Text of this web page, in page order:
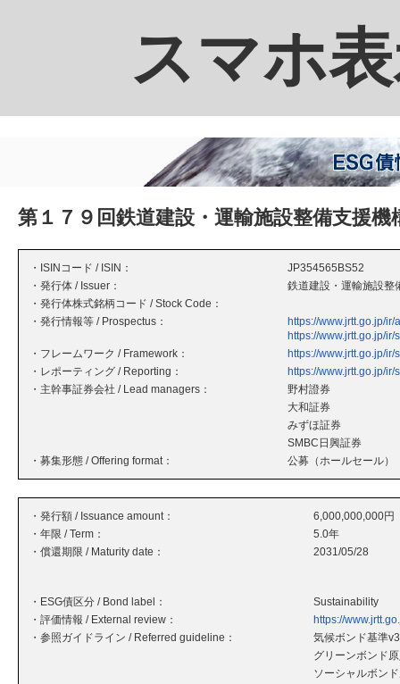
スマホ
第１７９回鉄道建設・運輸施設整備支援
・ISINコード / ISIN：
JP354565BS52
・発行体 / Issuer：
鉄道建設・運輸施設整
・発行体株式銘柄コード / Stock Code：
・発行情報等 / Prospectus：
https://www.jrtt.go.jp/
https://www.jrtt.go.jp/
・フレームワーク / Framework：
https://www.jrtt.go.jp/
・レポーティング / Reporting：
https://www.jrtt.go.jp/
・主幹事証券会社 / Lead managers：
野村證券
大和証券
みずほ証券
SMBC日興証券
・募集形態 / Offering format：
公募（ホールセール）
・発行額 / Issuance amount：
6,000,000,000円
・年限 / Term：
5.0年
・償還期限 / Maturity date：
2031/05/28
・ESG債区分 / Bond label：
Sustainability
・評価情報 / External review：
https://
・参照ガイドライン / Referred guideline：
気候ボンド基準
グリーンボンド
ソーシャルボン